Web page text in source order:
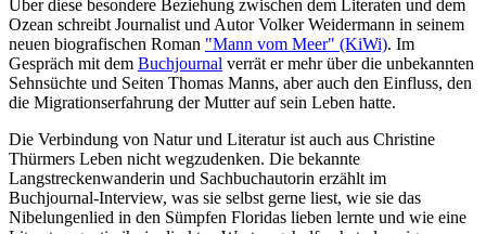
Über diese besondere Beziehung zwischen dem Literaten und dem
Ozean schreibt Journalist und Autor Volker Weidermann in seinem
neuen biografischen Roman "Mann vom Meer" (KiWi). Im
Gespräch mit dem Buchjournal verrät er mehr über die unbekannten
Sehnsüchte und Seiten Thomas Manns, aber auch den Einfluss, den
die Migrationserfahrung der Mutter auf sein Leben hatte.
Die Verbindung von Natur und Literatur ist auch aus Christine
Thürmers Leben nicht wegzudenken. Die bekannte
Langstreckenwanderin und Sachbuchautorin erzählt im
Buchjournal-Interview, was sie selbst gerne liest, wie sie das
Nibelungenlied in den Sümpfen Floridas lieben lernte und wie eine